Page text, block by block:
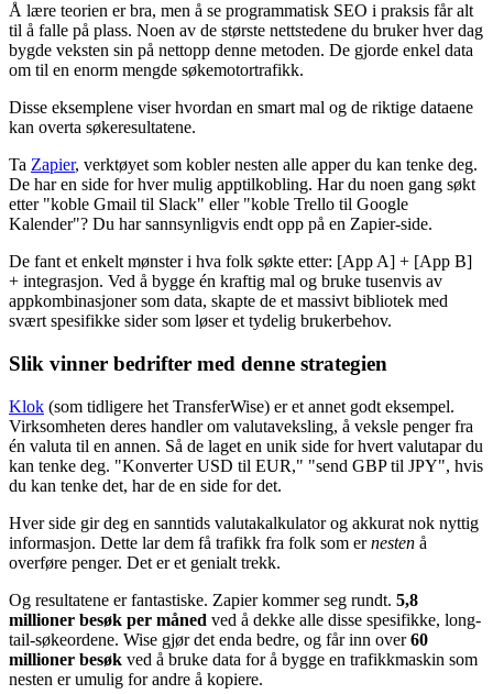
Å lære teorien er bra, men å se programmatisk SEO i praksis får alt
til å falle på plass. Noen av de største nettstedene du bruker hver dag
bygde veksten sin på nettopp denne metoden. De gjorde enkel data
om til en enorm mengde søkemotortrafikk.
Disse eksemplene viser hvordan en smart mal og de riktige dataene
kan overta søkeresultatene.
Ta Zapier, verktøyet som kobler nesten alle apper du kan tenke deg.
De har en side for hver mulig apptilkobling. Har du noen gang søkt
etter "koble Gmail til Slack" eller "koble Trello til Google
Kalender"? Du har sannsynligvis endt opp på en Zapier-side.
De fant et enkelt mønster i hva folk søkte etter: [App A] + [App B]
+ integrasjon. Ved å bygge én kraftig mal og bruke tusenvis av
appkombinasjoner som data, skapte de et massivt bibliotek med
svært spesifikke sider som løser et tydelig brukerbehov.
Slik vinner bedrifter med denne strategien
Klok (som tidligere het TransferWise) er et annet godt eksempel.
Virksomheten deres handler om valutaveksling, å veksle penger fra
én valuta til en annen. Så de laget en unik side for hvert valutapar du
kan tenke deg. "Konverter USD til EUR," "send GBP til JPY", hvis
du kan tenke det, har de en side for det.
Hver side gir deg en sanntids valutakalkulator og akkurat nok nyttig
informasjon. Dette lar dem få trafikk fra folk som ernesten å
overføre penger. Det er et genialt trekk.
Og resultatene er fantastiske. Zapier kommer seg rundt. 5,8
millioner besøk per måned ved å dekke alle disse spesifikke, long-
tail-søkeordene. Wise gjør det enda bedre, og får inn over60
millioner besøk ved å bruke data for å bygge en trafikkmaskin som
nesten er umulig for andre å kopiere.